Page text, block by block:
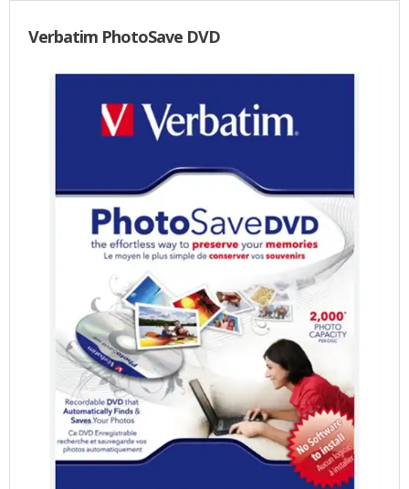
Verbatim PhotoSave DVD